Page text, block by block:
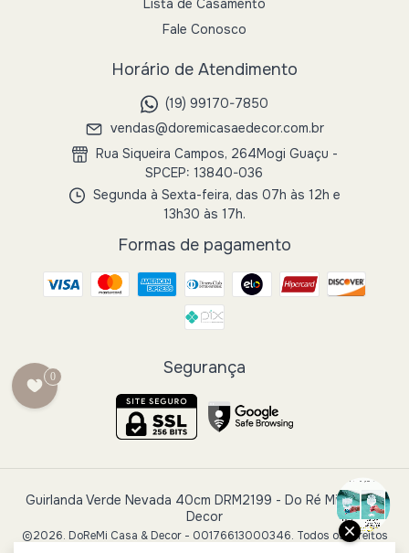
Lista de Casamento
Fale Conosco
Horário de Atendimento
(19) 99170-7850
vendas@doremicasaedecor.com.br
Rua Siqueira Campos, 264Mogi Guaçu -
SPCEP: 13840-036
Segunda à Sexta-feira, das 07h às 12h e
13h30 às 17h.
Formas de pagamento
Segurança
Guirlanda Verde Nevada 40cm DRM2199 - Do Ré Mi Casa e
Decor
©2026. DoReMi Casa & Decor - 00176613000346. Todos os direitos
0